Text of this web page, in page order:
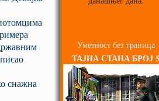
снажна
Уметност без граница
ТАЈНА СТАНА БРОЈ 5